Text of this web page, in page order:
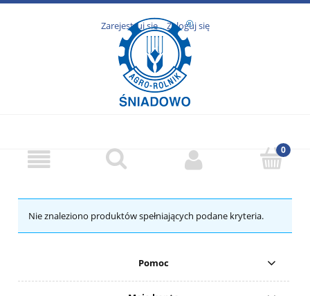
Zarejestruj się Zaloguj się
Nie znaleziono produktów spełniających podane kryteria.
Pomoc